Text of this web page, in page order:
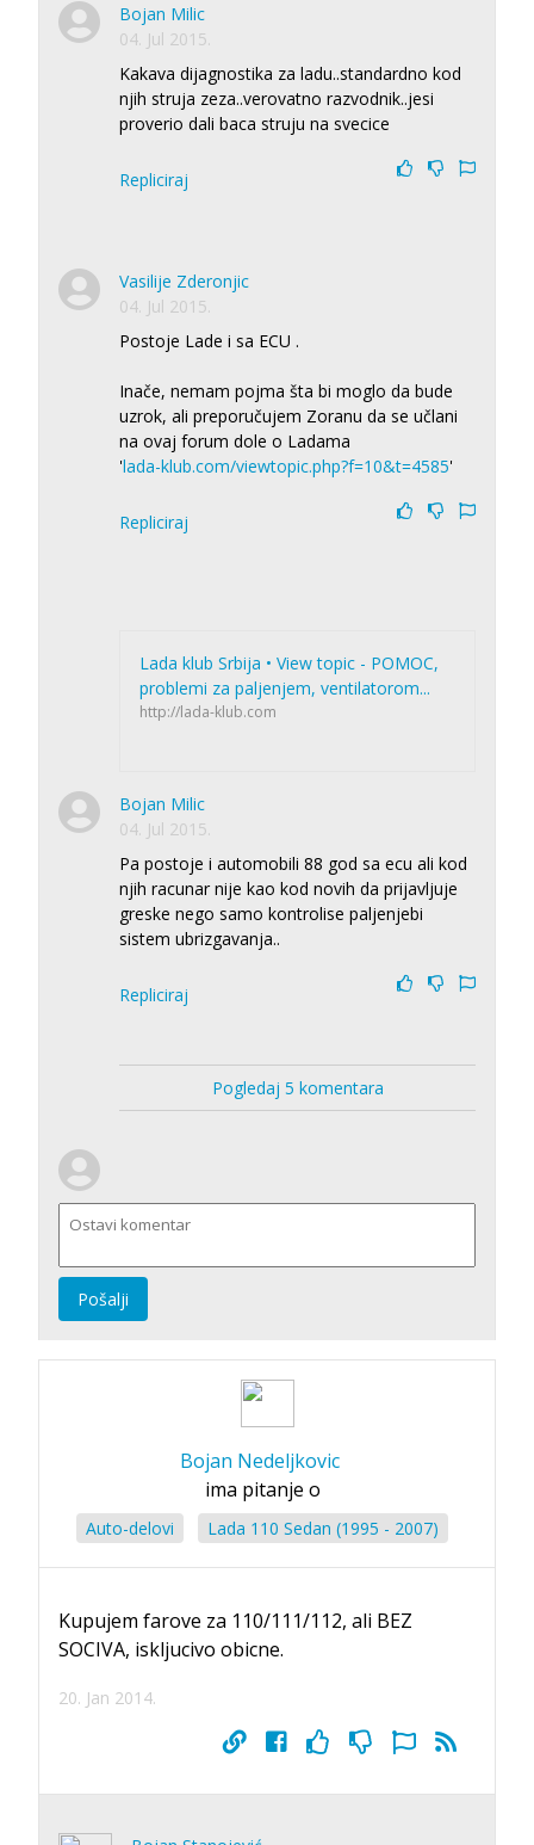
Bojan Milic
04. Jul 2015.
Kakava dijagnostika za ladu..standardno kod
njih struja zeza..verovatno razvodnik..jesi
proverio dali baca struju na svecice
Repliciraj
Vasilije Zderonjic
04. Jul 2015.
Postoje Lade i sa ECU .
Inače, nemam pojma šta bi moglo da bude
uzrok, ali preporučujem Zoranu da se učlani
na ovaj forum dole o Ladama
'lada-klub.com/viewtopic.php?f=10&t=4585'
Repliciraj
Lada klub Srbija • View topic - POMOC,
problemi za paljenjem, ventilatorom...
http://lada-klub.com
Bojan Milic
04. Jul 2015.
Pa postoje i automobili 88 god sa ecu ali kod
njih racunar nije kao kod novih da prijavljuje
greske nego samo kontrolise paljenjebi
sistem ubrizgavanja..
Repliciraj
Pogledaj 5 komentara
Pošalji
Bojan Nedeljkovic
ima pitanje o
Auto-delovi Lada 110 Sedan (1995 - 2007)
Kupujem farove za 110/111/112, ali BEZ
SOCIVA, iskljucivo obicne.
20. Jan 2014.